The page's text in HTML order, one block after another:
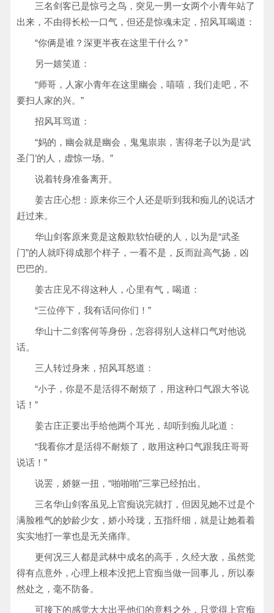
三名剑客已是惊弓之鸟，突见一男一女两个小青年站了
出来，不由得长松一口气，但还是惊魂未定，招风耳喝道：
“你俩是谁？深更半夜在这里干什么？”
另一嬉笑道：
“师哥，人家小青年在这里幽会，嘻嘻，我们走吧，不
要扫人家的兴。”
招风耳骂道：
“妈的，幽会就是幽会，鬼鬼祟祟，害得老子以为是‘武
圣门’的人，虚惊一场。”
说着转身准备离开。
姜古庄心想：原来你三个人还是听到我和痴儿的说话才
赶过来。
华山剑客原来竟是这般欺软怕硬的人，以为是“武圣
门”的人就吓得成那个样子，一看不是，反而趾高气扬，凶
巴巴的。
姜古庄见不得这种人，心里有气，喝道：
“三位停下，我有话问你们！”
华山十二剑客何等身份，怎容得别人这样口气对他说
话。
三人转过身来，招风耳怒道：
“小子，你是不是活得不耐烦了，用这种口气跟大爷说
话！”
姜古庄正要出手给他两个耳光，却听到痴儿叱道：
“我看你才是活得不耐烦了，敢用这种口气跟我庄哥哥
说话！”
说罢，娇躯一扭，“啪啪啪”三掌已经拍出。
三名华山剑客虽见上官痴说完就打，但因见她不过是个
满脸稚气的妙龄少女，娇小玲珑，五指纤细，就是让她着着
实实地打一掌也是无关痛痒。
更何况三人都是武林中成名的高手，久经大敌，虽然觉
得有点意外，心理上根本没把上官痴当做一回事儿，所以泰
然处之，毫不防备。
可接下的感觉大大出乎他们的意料之外，只觉得上官痴